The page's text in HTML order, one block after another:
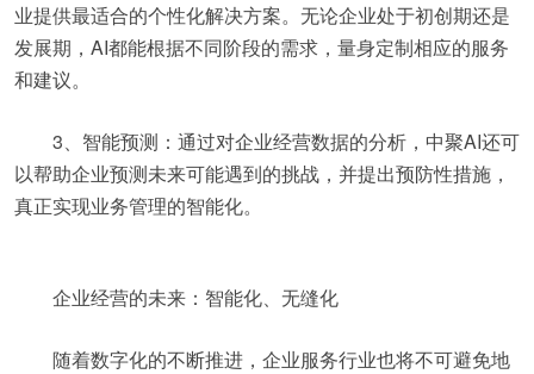
业提供最适合的个性化解决方案。无论企业处于初创期还是
发展期，AI都能根据不同阶段的需求，量身定制相应的服务
和建议。
3、智能预测：通过对企业经营数据的分析，中聚AI还可
以帮助企业预测未来可能遇到的挑战，并提出预防性措施，
真正实现业务管理的智能化。
企业经营的未来：智能化、无缝化
随着数字化的不断推进，企业服务行业也将不可避免地